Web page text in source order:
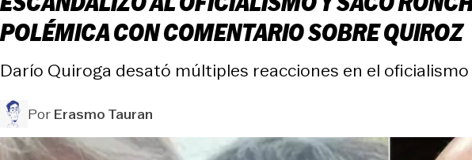
POLÉMICA CON COMENTARIO SOBRE QUIROZ
Darío Quiroga desató múltiples reacciones en el
PorErasmo Tauran